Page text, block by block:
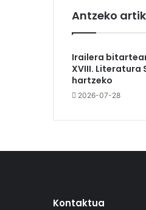
Antzeko
Irailera
XVIII. Literatura
hartzeko
2026-07-28
Kontaktua